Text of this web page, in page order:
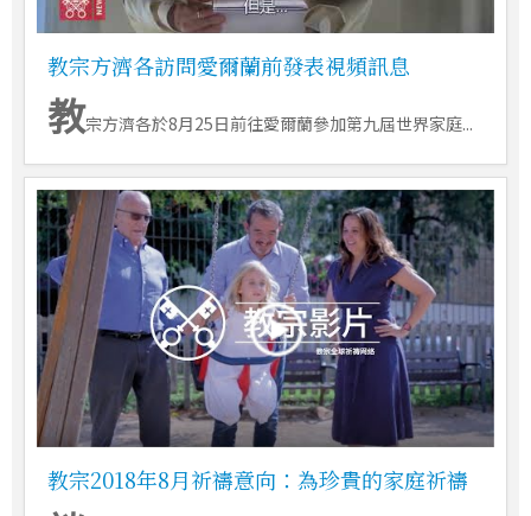
教宗方濟各訪問愛爾蘭前發表視頻訊息
教宗方濟各於8月25日前往愛爾蘭參加第九屆世界家庭...
教宗2018年8月祈禱意向：為珍貴的家庭祈禱